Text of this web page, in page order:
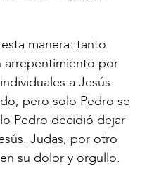
manera: tanto
arrepentimiento por
a Jesús.
pero solo Pedro se
Pedro decidió dejar
Judas, por otro
su dolor y orgullo.